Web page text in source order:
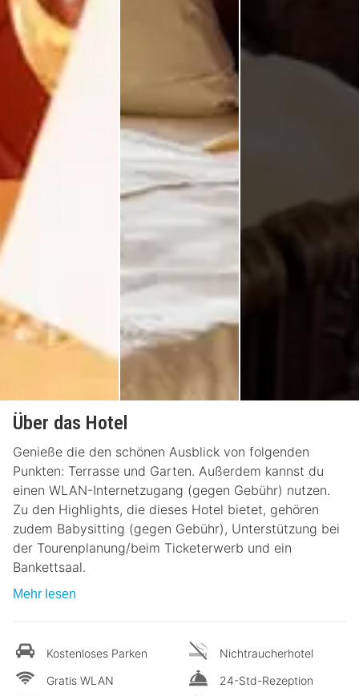
Über das Hotel
Genieße die den schönen Ausblick von folgenden
Punkten: Terrasse und Garten. Außerdem kannst du
einen WLAN-Internetzugang (gegen Gebühr) nutzen.
Zu den Highlights, die dieses Hotel bietet, gehören
zudem Babysitting (gegen Gebühr), Unterstützung bei
der Tourenplanung/beim Ticketerwerb und ein
Bankettsaal.
Mehr lesen
Kostenloses Parken
Gratis WLAN
Nichtraucherhotel
24-Std-Rezeption